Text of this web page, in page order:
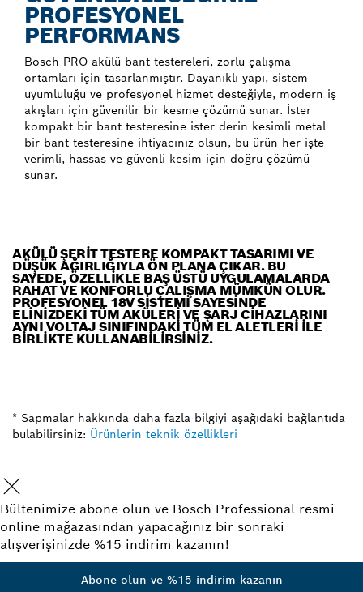
PROFESYONEL
PERFORMANS
Bosch PRO akülü bant testereleri, zorlu çalışma
ortamları için tasarlanmıştır. Dayanıklı yapı, sistem
uyumluluğu ve profesyonel hizmet desteğiyle, modern iş
akışları için güvenilir bir kesme çözümü sunar. İster
kompakt bir bant testeresine ister derin kesimli metal
bir bant testeresine ihtiyacınız olsun, bu ürün her işte
verimli, hassas ve güvenli kesim için doğru çözümü
sunar.
AKÜLÜ ŞERIT TESTERE KOMPAKT TASARIMI VE
DÜŞÜK AĞIRLIĞIYLA ÖN PLANA ÇIKAR. BU
SAYEDE, ÖZELLIKLE BAŞ ÜSTÜ UYGULAMALARDA
RAHAT VE KONFORLU ÇALIŞMA MÜMKÜN OLUR.
PROFESYONEL 18V SISTEMI SAYESINDE
ELINIZDEKI TÜM AKÜLERI VE ŞARJ CIHAZLARINI
AYNI VOLTAJ SINIFINDAKI TÜM EL ALETLERI ILE
BIRLIKTE KULLANABILIRSINIZ.
* Sapmalar hakkında daha fazla bilgiyi aşağıdaki bağlantıda
bulabilirsiniz: Ürünlerin teknik özellikleri
Bültenimize abone olun ve Bosch Professional resmi
online mağazasından yapacağınız bir sonraki
alışverişinizde %15 indirim kazanın!
Abone olun ve %15 indirim kazanın